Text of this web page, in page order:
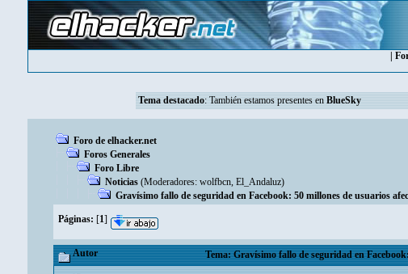
Tema destacado: También estamos presentes en BlueSky
Foro de elhacker.net
Foros Generales
Foro Libre
Noticias (Moderadores: wolfbcn, El_Andaluz)
Gravísimo fallo de seguridad en Facebook: 50 millones de usuarios
Páginas: [1]
Autor Tema: Gravísimo fallo de seguridad en